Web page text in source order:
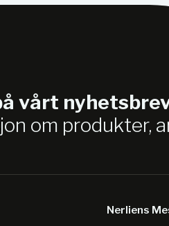
vårt
om produkter,
Nerliens